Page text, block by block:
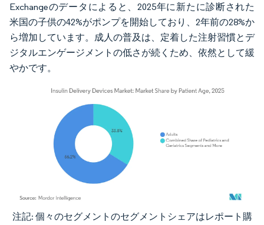
Exchangeのデータによると、2025年に新たに診断された
米国の子供の42%がポンプを開始しており、2年前の28%か
ら増加しています。成人の普及は、定着した注射習慣とデ
ジタルエンゲージメントの低さが続くため、依然として緩
やかです。
画像 © Mordor Intelligence。再利用にはCC BY 4.0の表示が必要です。
注記: 個々のセグメントのセグメントシェアはレポート購